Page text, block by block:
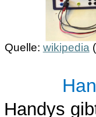
Quelle: wikipedia